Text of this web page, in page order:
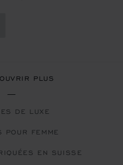
PLUS
DE LUXE
POUR FEMME
EN SUISSE